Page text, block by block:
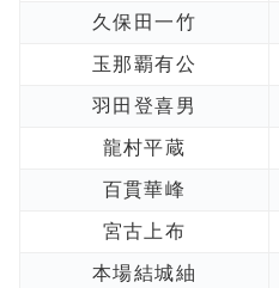
久保田一竹
玉那覇有公
羽田登喜男
龍村平蔵
百貫華峰
宮古上布
本場結城紬